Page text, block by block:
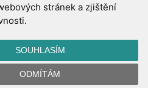
stránek a zjištění
SOUHLASÍM
ODMÍTÁM
organizace, Vsetínská 78, 757
Meziříčí
kraje. Telefon:571 611 928, Mobil:777
info@astrovm.cz